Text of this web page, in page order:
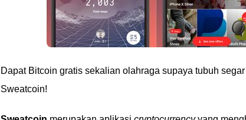
Dapat Bitcoin gratis sekalian olahraga supaya tubuh
Sweatcoin!